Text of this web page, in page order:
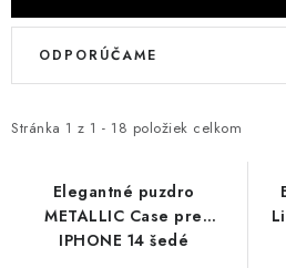
TIPY NA DARČEKY
PAMÄŤOVÉ KARTY A DISKY
NÁRADIE A NÁHRADNÉ DIELY
PRÍSLUŠENSTVO K
BATÉRIE VARTA
V
i
Stránka 1 z 1 - 18 položiek celkom
R
e
ODPORÚČAME
Elegantné puzdro
METALLIC Case pre
IPHONE 14 šedé